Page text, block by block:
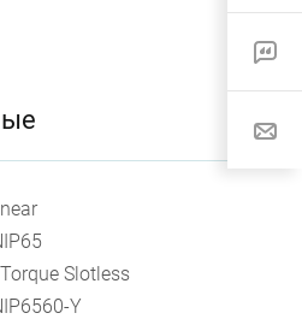
Slotless
Y